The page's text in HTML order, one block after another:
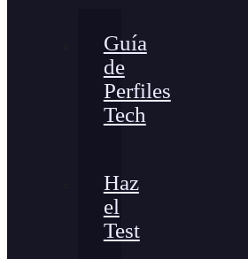
Guía
de
Perfiles
Tech
Haz
el
Test